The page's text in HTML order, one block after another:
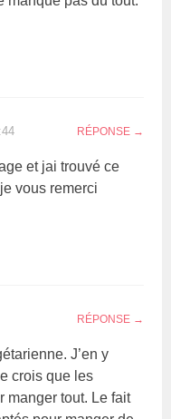
RÉPONSE
et jai trouvé ce
vous remerci
RÉPONSE
J’en y
crois que les
manger tout. Le fait